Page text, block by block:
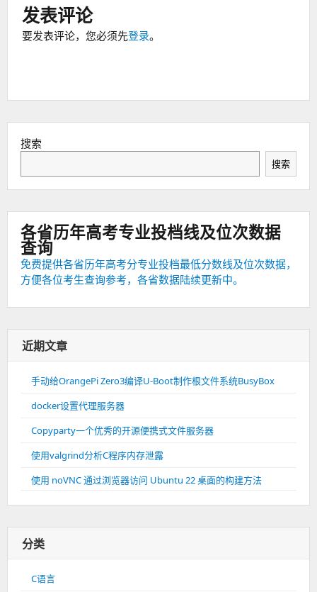
发表评论
要发表评论，您必须先登录。
搜索
搜索
各省历年高考专业投档线及位次数据
查询
免费提供各省历年高考分专业投档最低分数线及位次数据，
方便各位考生查询参考，各省数据陆续更新中。
近期文章
手动给OrangePi Zero3编译U-Boot制作根文件系统BusyBox
docker设置代理服务器
Copyparty一个优秀的开源便携式文件服务器
使用valgrind分析C程序内存泄露
使用 noVNC 通过浏览器访问 Ubuntu 22 桌面的构建方法
分类
C语言